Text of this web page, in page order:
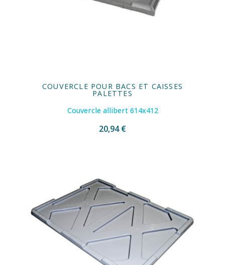
COUVERCLE POUR BACS ET CAISSES
PALETTES
Couvercle allibert 614x412
20,94 €